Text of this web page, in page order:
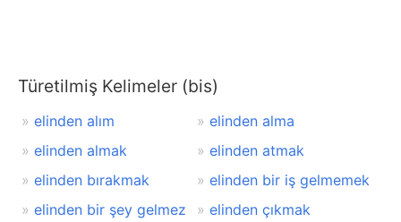
Türetilmiş Kelimeler (bis)
elinden alım
elinden alma
elinden almak
elinden atmak
elinden bırakmak
elinden bir iş gelmemek
elinden bir şey gelmez
elinden çıkmak